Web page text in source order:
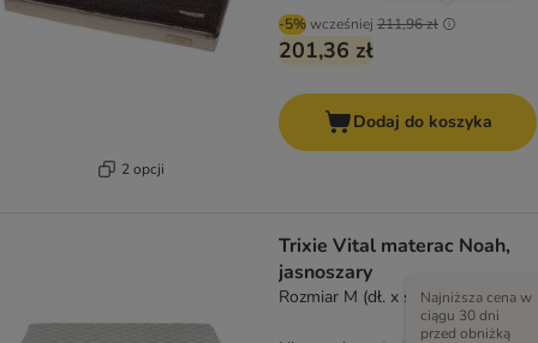
2 opcji
-5%wcześniej 211,96 zł
201,36 zł
Dodaj do koszyka
Trixie Vital materac Noah,
jasnoszary
Rozmiar M (dł. x szer.): 75 × 55 cm
Najniższa cena w
ciągu 30 dni
przed obniżką